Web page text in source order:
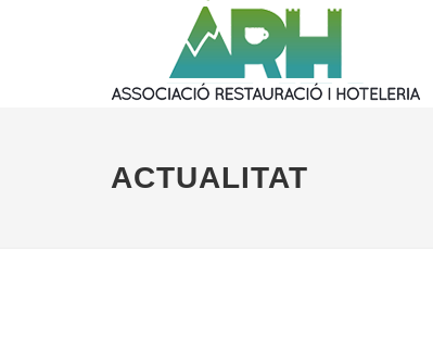
ACTUALITAT